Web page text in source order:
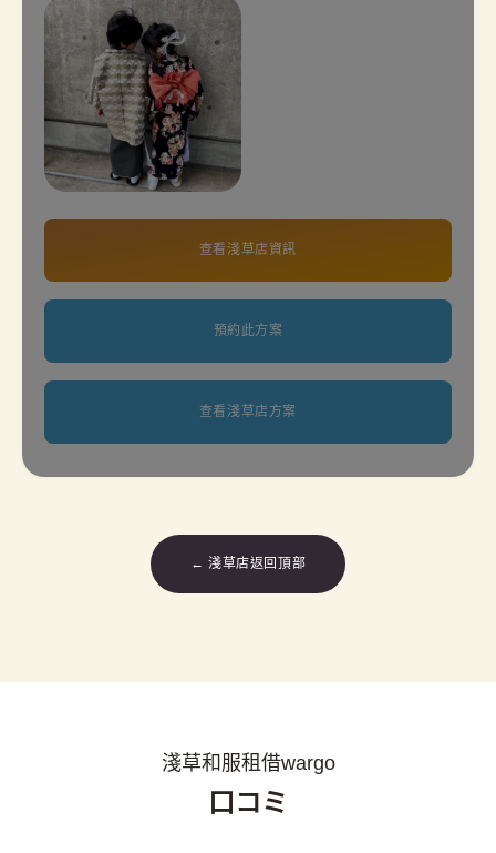
查看淺草店資訊
預約此方案
查看淺草店方案
← 淺草店返回頂部
淺草和服租借wargo
口コミ